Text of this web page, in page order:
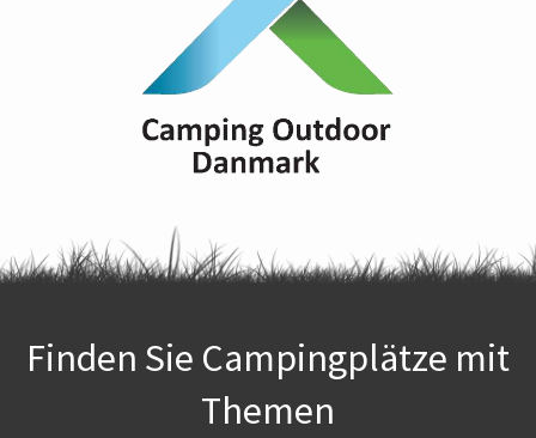
Finden Sie Campingplätze mit
Themen